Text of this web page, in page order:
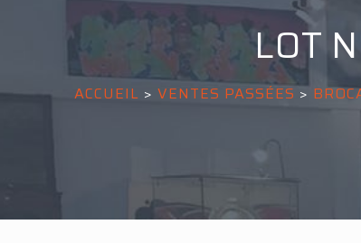
LOT
ACCUEIL > VENTES PASSÉES >